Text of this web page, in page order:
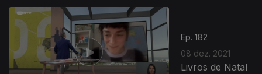
Ep. 182
08 dez. 2021
Livros de Natal